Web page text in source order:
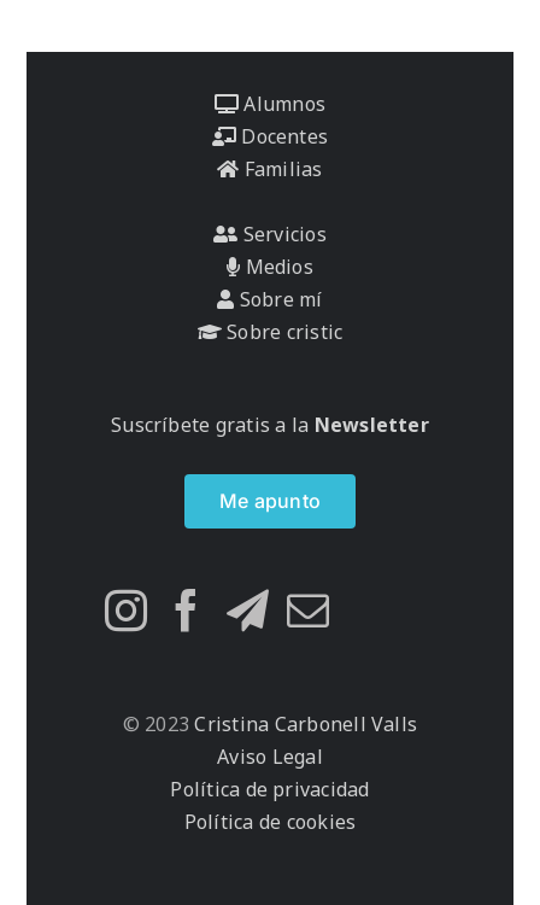
Alumnos
Docentes
Familias
Servicios
Medios
Sobre mí
Sobre cristic
Suscríbete gratis a la Newsletter
Me apunto
© 2023 Cristina Carbonell Valls
Aviso Legal
Política de privacidad
Política de cookies